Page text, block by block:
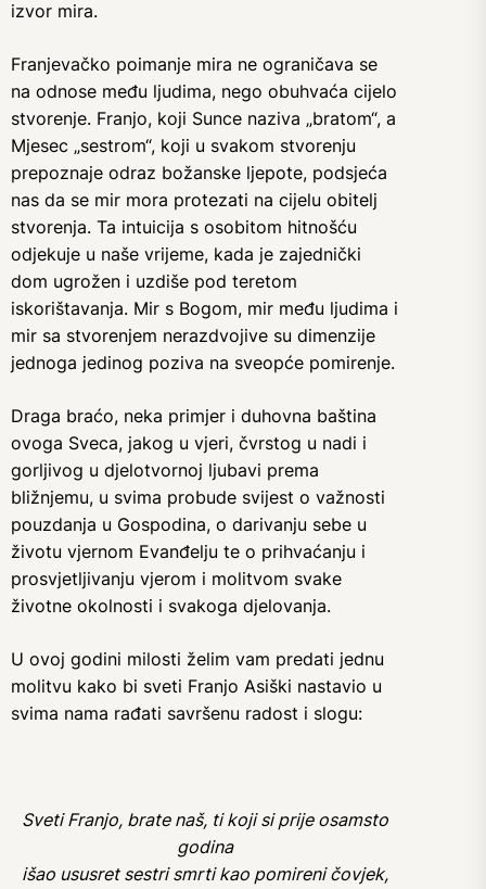
izvor mira.
Franjevačko poimanje mira ne ograničava se
na odnose među ljudima, nego obuhvaća cijelo
stvorenje. Franjo, koji Sunce naziva „bratom“, a
Mjesec „sestrom“, koji u svakom stvorenju
prepoznaje odraz božanske ljepote, podsjeća
nas da se mir mora protezati na cijelu obitelj
stvorenja. Ta intuicija s osobitom hitnošću
odjekuje u naše vrijeme, kada je zajednički
dom ugrožen i uzdiše pod teretom
iskorištavanja. Mir s Bogom, mir među ljudima i
mir sa stvorenjem nerazdvojive su dimenzije
jednoga jedinog poziva na sveopće pomirenje.
Draga braćo, neka primjer i duhovna baština
ovoga Sveca, jakog u vjeri, čvrstog u nadi i
gorljivog u djelotvornoj ljubavi prema
bližnjemu, u svima probude svijest o važnosti
pouzdanja u Gospodina, o darivanju sebe u
životu vjernom Evanđelju te o prihvaćanju i
prosvjetljivanju vjerom i molitvom svake
životne okolnosti i svakoga djelovanja.
U ovoj godini milosti želim vam predati jednu
molitvu kako bi sveti Franjo Asiški nastavio u
svima nama rađati savršenu radost i slogu:
Sveti Franjo, brate naš, ti koji si prije osamsto
godina
išao ususret sestri smrti kao pomireni čovjek,